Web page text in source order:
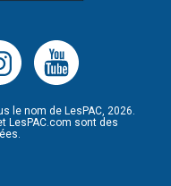
le nom de LesPAC, 2026.
LesPAC.com sont des